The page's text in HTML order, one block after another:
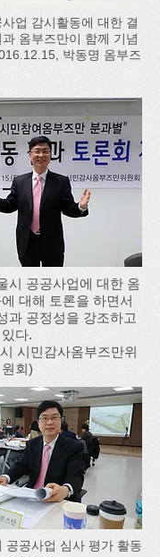
업 감시활동에 대한 결
옴부즈만이 함께 기념
박동명 옴부즈
시 공공사업에 대한 옴
대해 토론을 하면서
과 공정성을 강조하고
있다.
시민감사옴부즈만위
원회)
공공사업 심사 평가 활동